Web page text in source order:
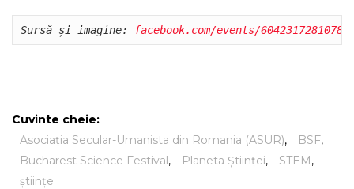
Sursă și imagine: facebook.com/events/
Cuvinte cheie:
Asociația Secular-Umanista din Romania (ASUR), BSF,
Bucharest Science Festival, Planeta Științei, STEM,
științe